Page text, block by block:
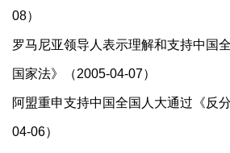
08）
罗马尼亚领导人表示理解和支持中国
国家法》（2005-04-07）
阿盟重申支持中国全国人大通过《反
04-06）